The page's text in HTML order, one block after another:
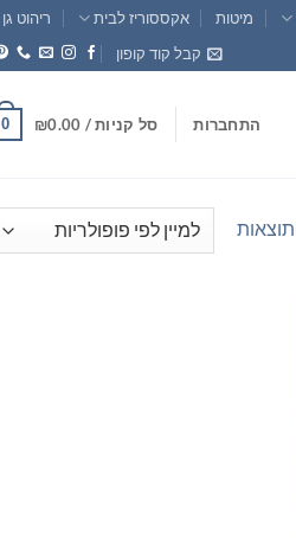
מיטות אקססוריז לבית
ריהוט גן
קבל קוד קופון
התחברות סל קניות / ₪0.00
0
ממוין
לפי